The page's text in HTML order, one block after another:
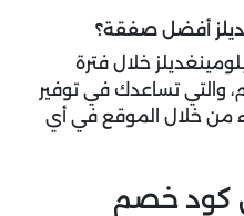
أفضل صفقة؟
خلال فترة
والتي تساعدك في توفير
من خلال الموقع في أي
كود خصم